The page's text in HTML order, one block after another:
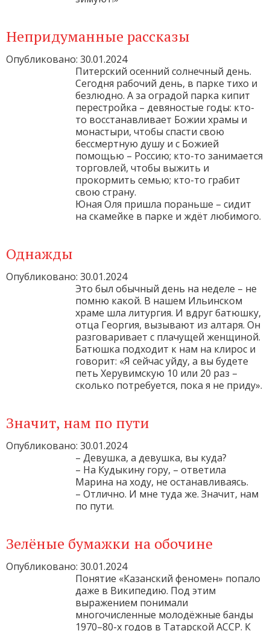
Непридуманные рассказы
Опубликовано: 30.01.2024
Питерский осенний солнечный день.
Сегодня рабочий день, в парке тихо и
безлюдно. А за оградой парка кипит
перестройка – девяностые годы: кто-
то восстанавливает Божии храмы и
монастыри, чтобы спасти свою
бессмертную душу и с Божией
помощью – Россию; кто-то занимается
торговлей, чтобы выжить и
прокормить семью; кто-то грабит
свою страну.
Юная Оля пришла пораньше – сидит
на скамейке в парке и ждёт любимого.
Однажды
Опубликовано: 30.01.2024
Это был обычный день на неделе – не
помню какой. В нашем Ильинском
храме шла литургия. И вдруг батюшку,
отца Георгия, вызывают из алтаря. Он
разговаривает с плачущей женщиной.
Батюшка подходит к нам на клирос и
говорит: «Я сейчас уйду, а вы будете
петь Херувимскую 10 или 20 раз –
сколько потребуется, пока я не приду».
Значит, нам по пути
Опубликовано: 30.01.2024
– Девушка, а девушка, вы куда?
– На Кудыкину гору, – ответила
Марина на ходу, не останавливаясь.
– Отлично. И мне туда же. Значит, нам
по пути.
Зелёные бумажки на обочине
Опубликовано: 30.01.2024
Понятие «Казанский феномен» попало
даже в Википедию. Под этим
выражением понимали
многочисленные молодёжные банды
1970–80-х годов в Татарской АССР. К